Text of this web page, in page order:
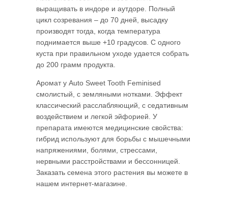
выращивать в индоре и аутдоре. Полный
цикл созревания – до 70 дней, высадку
производят тогда, когда температура
поднимается выше +10 градусов. С одного
куста при правильном уходе удается собрать
до 200 грамм продукта.
Аромат у Auto Sweet Tooth Feminised
смолистый, с земляными нотками. Эффект
классический расслабляющий, с седативным
воздействием и легкой эйфорией. У
препарата имеются медицинские свойства:
гибрид используют для борьбы с мышечными
напряжениями, болями, стрессами,
нервными расстройствами и бессонницей.
Заказать семена этого растения вы можете в
нашем интернет-магазине.